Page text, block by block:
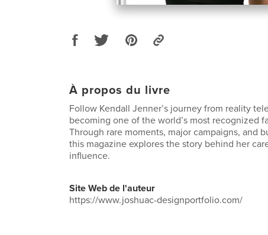
À propos du livre
Follow Kendall Jenner’s journey from reality
becoming one of the world’s most recognized
Through rare moments, major campaigns, and
this magazine explores the story behind her
influence.
Site Web de l'auteur
https://www.joshuac-designportfolio.com/